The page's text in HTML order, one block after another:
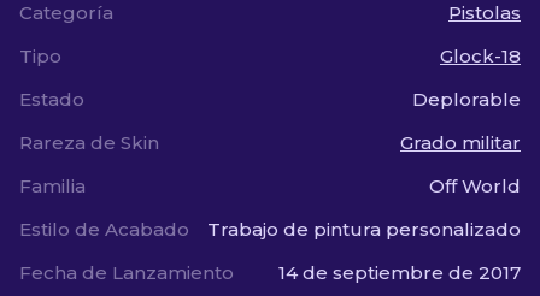
Categoría
Pistolas
Tipo
Glock-18
Estado
Deplorable
Rareza de Skin
Grado militar
Familia
Off World
Estilo de Acabado
Trabajo de pintura personalizado
Fecha de Lanzamiento
14 de septiembre de 2017